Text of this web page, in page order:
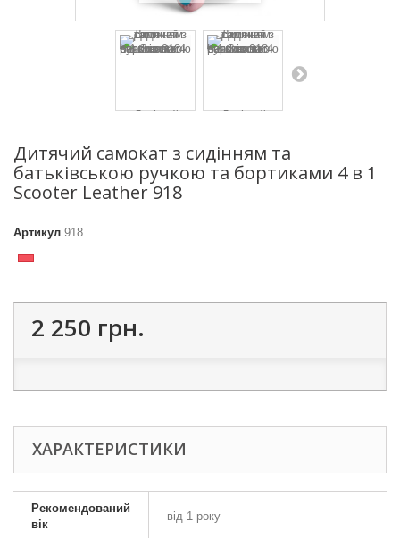
Дитячий самокат з сидінням та
батьківською ручкою та бортиками 4 в 1
Scooter Leather 918
Артикул 918
2 250 грн.
ХАРАКТЕРИСТИКИ
Рекомендований
вік
від 1 року